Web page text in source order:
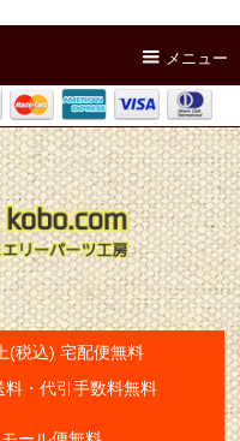
メニュー
(税込) 宅配便無料
・代引手数料無料